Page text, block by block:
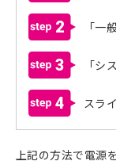
2 「一
3 「シ
4 スラ
上記の方法で電源